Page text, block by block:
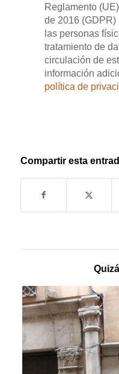
Reglamento
de 2016
las personas
tratamiento de
circulación de
información
política de
Compartir esta